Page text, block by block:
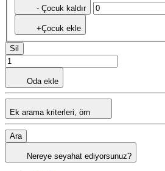
- Çocuk kaldır
+Çocuk ekle
Sil
Oda ekle
Ek arama kriterleri, örn
Ara
Nereye seyahat ediyorsunuz?